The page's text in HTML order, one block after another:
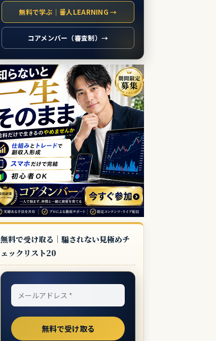
無料で学ぶ｜番人LEARNING →
コアメンバー（審査制）→
無料で受け取る｜騙されない見極めチ
ェックリスト20